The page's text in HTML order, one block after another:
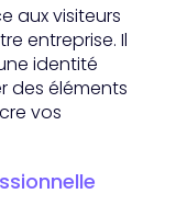
aux visiteurs
entreprise. Il
identité
des éléments
vos